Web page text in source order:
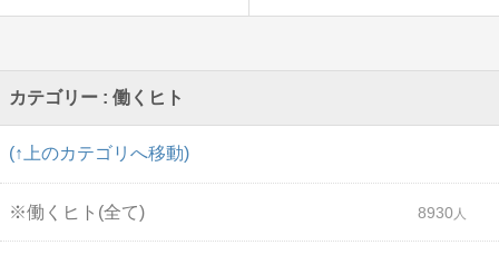
カテゴリー : 働くヒト
(↑上のカテゴリへ移動)
※働くヒト(全て) 8930